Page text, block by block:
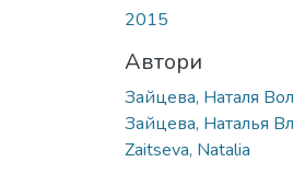
2015
Автори
Зайцева, Наталя
Зайцева, Наталья
Zaitseva, Natalia